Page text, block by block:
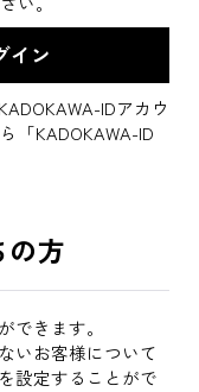
IDアカウ
「KADOKAWA-ID
方
できます。
いお客様について
設定することがで